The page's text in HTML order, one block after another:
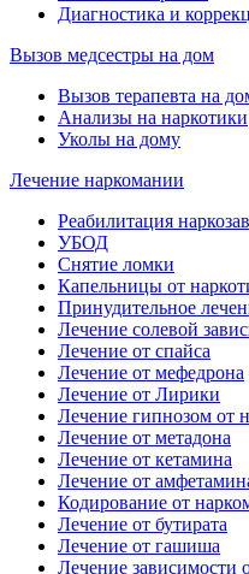
Диагностика и
Вызов медсестры на дом
Вызов терапевта на
Анализы на наркотики
Уколы на дому
Лечение наркомании
Реабилитация
УБОД
Снятие ломки
Капельницы от
Принудительное
Лечение солевой
Лечение от спайса
Лечение от мефедрона
Лечение от Лирики
Лечение гипнозом от
Лечение от метадона
Лечение от кетамина
Лечение от
Кодирование от
Лечение от бутирата
Лечение от гашиша
Лечение зависимости